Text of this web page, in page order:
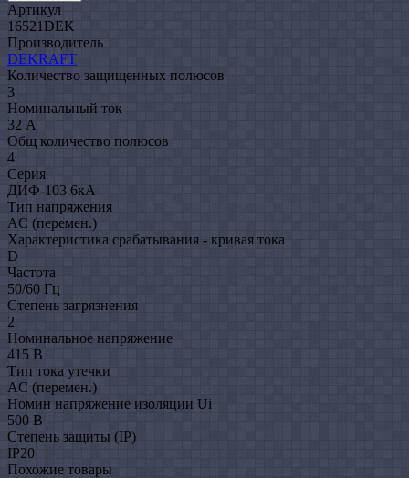
Артикул
16521DEK
Производитель
DEKRAFT
Количество защищенных полюсов
3
Номинальный ток
32 А
Общ количество полюсов
4
Серия
ДИФ-103 6кA
Тип напряжения
AC (перемен.)
Характеристика срабатывания - кривая тока
D
Частота
50/60 Гц
Степень загрязнения
2
Номинальное напряжение
415 В
Тип тока утечки
AC (перемен.)
Номин напряжение изоляции Ui
500 В
Степень защиты (IP)
IP20
Похожие товары